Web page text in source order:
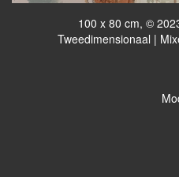
100 x 80 cm, ©
Tweedimensionaal |